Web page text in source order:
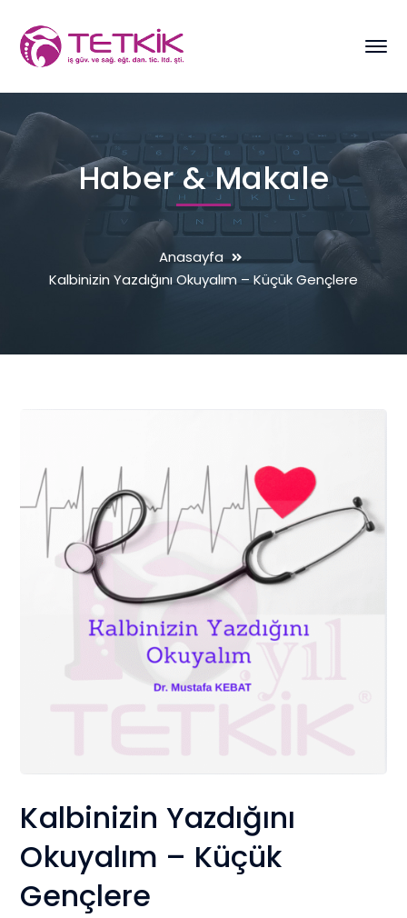
Haber & Makale
Anasayfa
Kalbinizin Yazdığını Okuyalım – Küçük Gençlere
Kalbinizin Yazdığını
Okuyalım – Küçük
Gençlere